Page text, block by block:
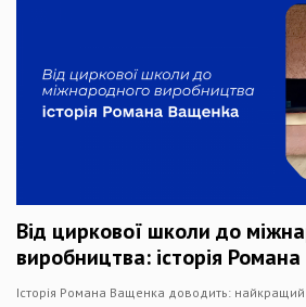
Від циркової школи до
виробництва: історія
Історія Романа Ващенка доводить: найкращий